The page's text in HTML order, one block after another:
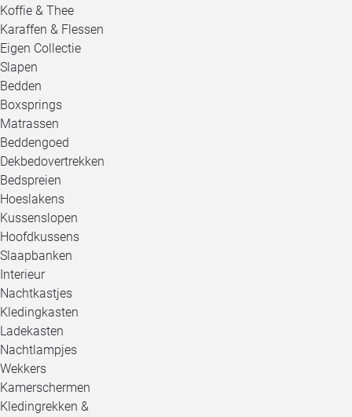
Koffie & Thee
Karaffen & Flessen
Eigen Collectie
Slapen
Bedden
Boxsprings
Matrassen
Beddengoed
Dekbedovertrekken
Bedspreien
Hoeslakens
Kussenslopen
Hoofdkussens
Slaapbanken
Interieur
Nachtkastjes
Kledingkasten
Ladekasten
Nachtlampjes
Wekkers
Kamerschermen
Kledingrekken &